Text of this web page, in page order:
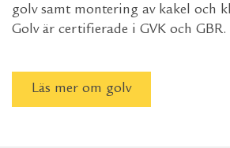
golv samt montering av kakel och
Golv är certifierade i GVK och GBR.
Läs mer om golv